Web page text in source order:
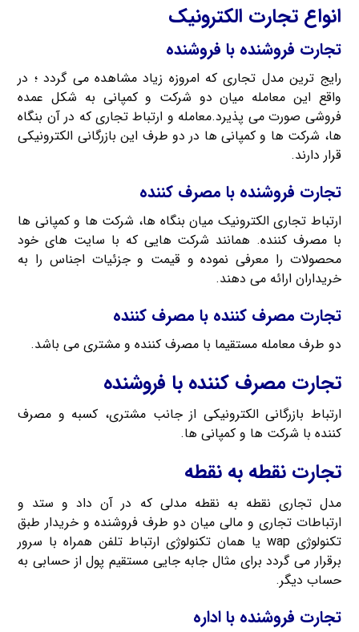
انواع تجارت الکترونیک
تجارت فروشنده با فروشنده
رایج ترین مدل تجاری که امروزه زیاد مشاهده می گردد ؛ در
واقع این معامله میان دو شرکت و کمپانی به شکل عمده
فروشی صورت می پذیرد.معامله و ارتباط تجاری که در آن بنگاه
ها، شرکت ها و کمپانی ها در دو طرف این بازرگانی الکترونیکی
قرار دارند.
تجارت فروشنده با مصرف کننده
ارتباط تجاری الکترونیک میان بنگاه ها، شرکت ها و کمپانی ها
با مصرف کننده. همانند شرکت هایی که با سایت های خود
محصولات را معرفی نموده و قیمت و جزئیات اجناس را به
خریداران ارائه می دهند.
تجارت مصرف کننده با مصرف کننده
دو طرف معامله مستقیما با مصرف کننده و مشتری می باشد.
تجارت مصرف کننده با فروشنده
ارتباط بازرگانی الکترونیکی از جانب مشتری، کسبه و مصرف
کننده با شرکت ها و کمپانی ها.
تجارت نقطه به نقطه
مدل تجاری نقطه به نقطه مدلی که در آن داد و ستد و
ارتباطات تجاری و مالی میان دو طرف فروشنده و خریدار طبق
تکنولوژی wap یا همان تکنولوژی ارتباط تلفن همراه با سرور
برقرار می گردد برای مثال جابه جایی مستقیم پول از حسابی به
حساب دیگر.
تجارت فروشنده با اداره